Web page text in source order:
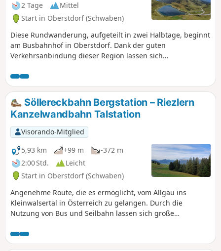
2 Tage
Mittel
Start in Oberstdorf (Schwaben)
Diese Rundwanderung, aufgeteilt in zwei Halbtage, beginnt
am Busbahnhof in Oberstdorf. Dank der guten
Verkehrsanbindung dieser Region lassen sich
einem Tal zum anderen problemlos miteinander verbinden.
Söllereckbahn Bergstation – Riezlern
Kanzelwandbahn Talstation
Visorando-Mitglied
5,93 km
+99 m
-372 m
2:00 Std.
Leicht
Start in Oberstdorf (Schwaben)
Angenehme Route, die es ermöglicht, vom Allgäu ins
Kleinwalsertal in Österreich zu gelangen. Durch die
Nutzung von Bus und Seilbahn lassen sich große